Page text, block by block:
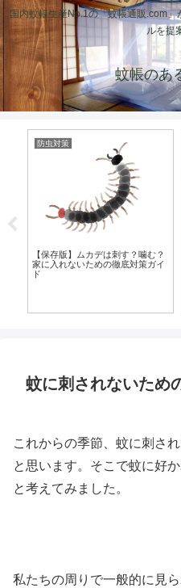
国内蚊帳生産No.1の「蚊帳通販.com
ルを提
蚊帳のあ
防虫対策
【保存版】ムカデは刺す？噛む？
家に入れないための徹底対策ガイ
ド
蚊に刺されないため
これからの季節、蚊に刺さ
と思います。そこで蚊に好
と考えてみました。
私たちの周りで一般的に見